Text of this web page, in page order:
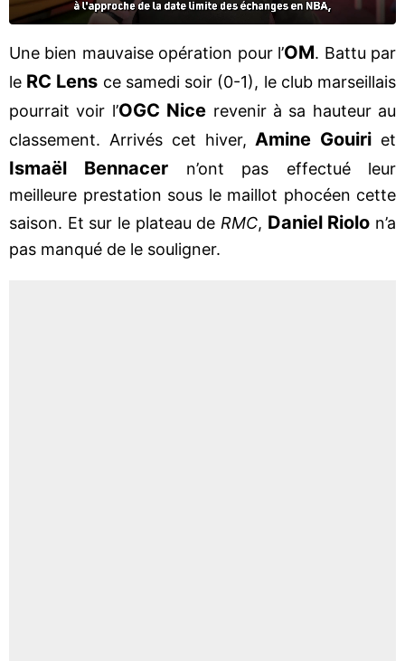
Une bien mauvaise opération pour l’OM. Battu par
le RC Lens ce samedi soir (0-1), le club marseillais
pourrait voir l’OGC Nice revenir à sa hauteur au
classement. Arrivés cet hiver, Amine Gouiri et
Ismaël Bennacer n’ont pas effectué leur
meilleure prestation sous le maillot phocéen cette
saison. Et sur le plateau de RMC, Daniel Riolo n’a
pas manqué de le souligner.